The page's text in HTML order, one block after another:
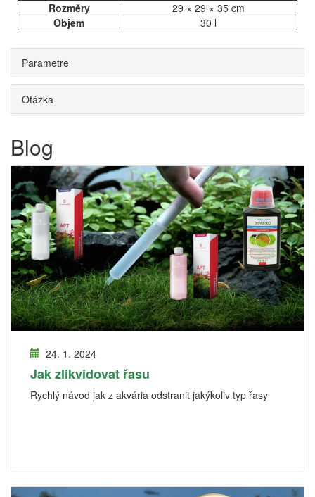
Rozměry
29 × 29 × 35 cm
Objem
30 l
Parametre
Otázka
Blog
24. 1. 2024
Jak zlikvidovat řasu
Rychlý návod jak z akvária odstranit jakýkoliv typ řasy